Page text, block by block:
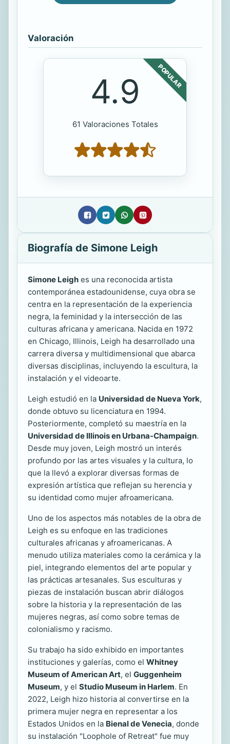
Valoración
POPULAR
4.9
61 Valoraciones Totales
Biografía de Simone Leigh
Simone Leigh es una reconocida artista
contemporánea estadounidense, cuya obra se
centra en la representación de la experiencia
negra, la feminidad y la intersección de las
culturas africana y americana. Nacida en 1972
en Chicago, Illinois, Leigh ha desarrollado una
carrera diversa y multidimensional que abarca
diversas disciplinas, incluyendo la escultura, la
instalación y el videoarte.
Leigh estudió en la Universidad de Nueva York,
donde obtuvo su licenciatura en 1994.
Posteriormente, completó su maestría en la
Universidad de Illinois en Urbana-Champaign.
Desde muy joven, Leigh mostró un interés
profundo por las artes visuales y la cultura, lo
que la llevó a explorar diversas formas de
expresión artística que reflejan su herencia y
su identidad como mujer afroamericana.
Uno de los aspectos más notables de la obra de
Leigh es su enfoque en las tradiciones
culturales africanas y afroamericanas. A
menudo utiliza materiales como la cerámica y la
piel, integrando elementos del arte popular y
las prácticas artesanales. Sus esculturas y
piezas de instalación buscan abrir diálogos
sobre la historia y la representación de las
mujeres negras, así como sobre temas de
colonialismo y racismo.
Su trabajo ha sido exhibido en importantes
instituciones y galerías, como el Whitney
Museum of American Art, el Guggenheim
Museum, y el Studio Museum in Harlem. En
2022, Leigh hizo historia al convertirse en la
primera mujer negra en representar a los
Estados Unidos en la Bienal de Venecia, donde
su instalación "Loophole of Retreat" fue muy